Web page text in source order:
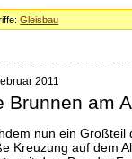
Gleisbau
2011
Brunnen am
nun ein Großteil
Kreuzung auf dem